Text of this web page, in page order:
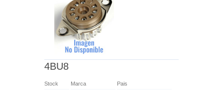
4BU8
Stock Marca
Pais